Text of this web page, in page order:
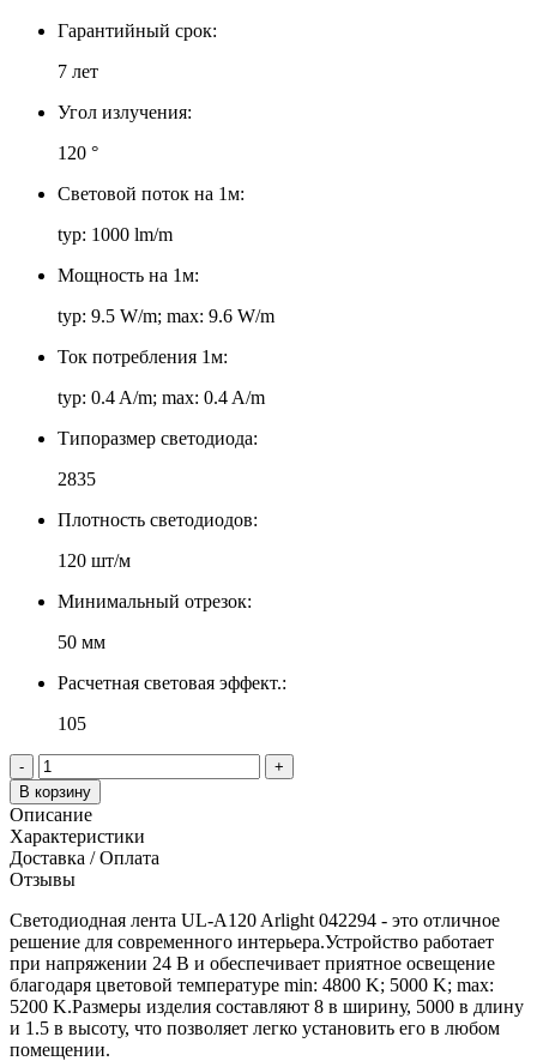
Гарантийный срок:
7 лет
Угол излучения:
120 °
Световой поток на 1м:
typ: 1000 lm/m
Мощность на 1м:
typ: 9.5 W/m; max: 9.6 W/m
Ток потребления 1м:
typ: 0.4 A/m; max: 0.4 A/m
Типоразмер светодиода:
2835
Плотность светодиодов:
120 шт/м
Минимальный отрезок:
50 мм
Расчетная световая эффект.:
105
-
+
В корзину
Описание
Характеристики
Доставка / Оплата
Отзывы
Светодиодная лента UL-A120 Arlight 042294 - это отличное
решение для современного интерьера.Устройство работает
при напряжении 24 В и обеспечивает приятное освещение
благодаря цветовой температуре min: 4800 K; 5000 K; max:
5200 K.Размеры изделия составляют 8 в ширину, 5000 в длину
и 1.5 в высоту, что позволяет легко установить его в любом
помещении.